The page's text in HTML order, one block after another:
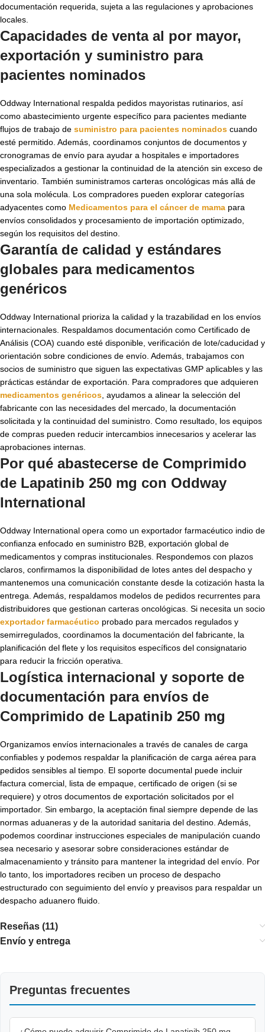
documentación requerida, sujeta a las regulaciones y aprobaciones
locales.
Capacidades de venta al por mayor,
exportación y suministro para
pacientes nominados
Oddway International respalda pedidos mayoristas rutinarios, así
como abastecimiento urgente específico para pacientes mediante
flujos de trabajo de suministro para pacientes nominados cuando
esté permitido. Además, coordinamos conjuntos de documentos y
cronogramas de envío para ayudar a hospitales e importadores
especializados a gestionar la continuidad de la atención sin exceso de
inventario. También suministramos carteras oncológicas más allá de
una sola molécula. Los compradores pueden explorar categorías
adyacentes como Medicamentos para el cáncer de mama para
envíos consolidados y procesamiento de importación optimizado,
según los requisitos del destino.
Garantía de calidad y estándares
globales para medicamentos
genéricos
Oddway International prioriza la calidad y la trazabilidad en los envíos
internacionales. Respaldamos documentación como Certificado de
Análisis (COA) cuando esté disponible, verificación de lote/caducidad y
orientación sobre condiciones de envío. Además, trabajamos con
socios de suministro que siguen las expectativas GMP aplicables y las
prácticas estándar de exportación. Para compradores que adquieren
medicamentos genéricos , ayudamos a alinear la selección del
fabricante con las necesidades del mercado, la documentación
solicitada y la continuidad del suministro. Como resultado, los equipos
de compras pueden reducir intercambios innecesarios y acelerar las
aprobaciones internas.
Por qué abastecerse de Comprimido
de Lapatinib 250 mg con Oddway
International
Oddway International opera como un exportador farmacéutico indio de
confianza enfocado en suministro B2B, exportación global de
medicamentos y compras institucionales. Respondemos con plazos
claros, confirmamos la disponibilidad de lotes antes del despacho y
mantenemos una comunicación constante desde la cotización hasta la
entrega. Además, respaldamos modelos de pedidos recurrentes para
distribuidores que gestionan carteras oncológicas. Si necesita un socio
exportador farmacéutico probado para mercados regulados y
semirregulados, coordinamos la documentación del fabricante, la
planificación del flete y los requisitos específicos del consignatario
para reducir la fricción operativa.
Logística internacional y soporte de
documentación para envíos de
Comprimido de Lapatinib 250 mg
Organizamos envíos internacionales a través de canales de carga
confiables y podemos respaldar la planificación de carga aérea para
pedidos sensibles al tiempo. El soporte documental puede incluir
factura comercial, lista de empaque, certificado de origen (si se
requiere) y otros documentos de exportación solicitados por el
importador. Sin embargo, la aceptación final siempre depende de las
normas aduaneras y de la autoridad sanitaria del destino. Además,
podemos coordinar instrucciones especiales de manipulación cuando
sea necesario y asesorar sobre consideraciones estándar de
almacenamiento y tránsito para mantener la integridad del envío. Por
lo tanto, los importadores reciben un proceso de despacho
estructurado con seguimiento del envío y preavisos para respaldar un
despacho aduanero fluido.
Reseñas (11)
Envío y entrega
Preguntas frecuentes